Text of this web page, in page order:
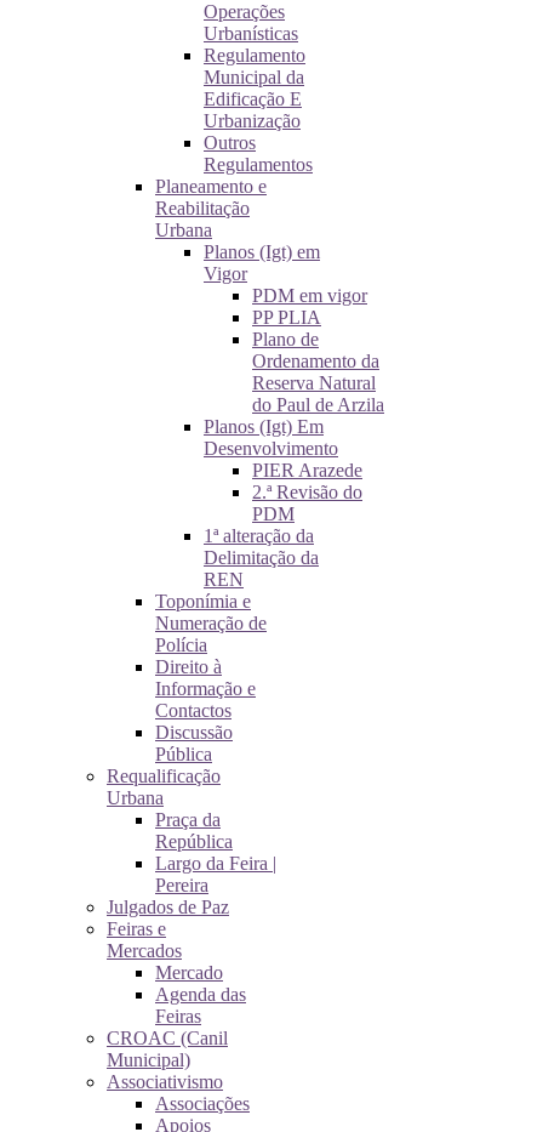
Operações
Urbanísticas
Regulamento
Municipal da
Edificação E
Urbanização
Outros
Regulamentos
Planeamento e
Reabilitação
Urbana
Planos (Igt) em
Vigor
PDM em vigor
PP PLIA
Plano de
Ordenamento da
Reserva Natural
do Paul de Arzila
Planos (Igt) Em
Desenvolvimento
PIER Arazede
2.ª Revisão do
PDM
1ª alteração da
Delimitação da
REN
Toponímia e
Numeração de
Polícia
Direito à
Informação e
Contactos
Discussão
Pública
Requalificação
Urbana
Praça da
República
Largo da Feira |
Pereira
Julgados de Paz
Feiras e
Mercados
Mercado
Agenda das
Feiras
CROAC (Canil
Municipal)
Associativismo
Associações
Apoios